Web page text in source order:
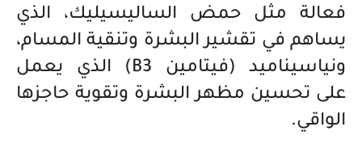
فعالة مثل حمض الساليسيليك، الذي
يساهم في تقشير البشرة وتنقية المسام،
ونياسيناميد (فيتامين B3) الذي يعمل
على تحسين مظهر البشرة وتقوية حاجزها
الواقي.